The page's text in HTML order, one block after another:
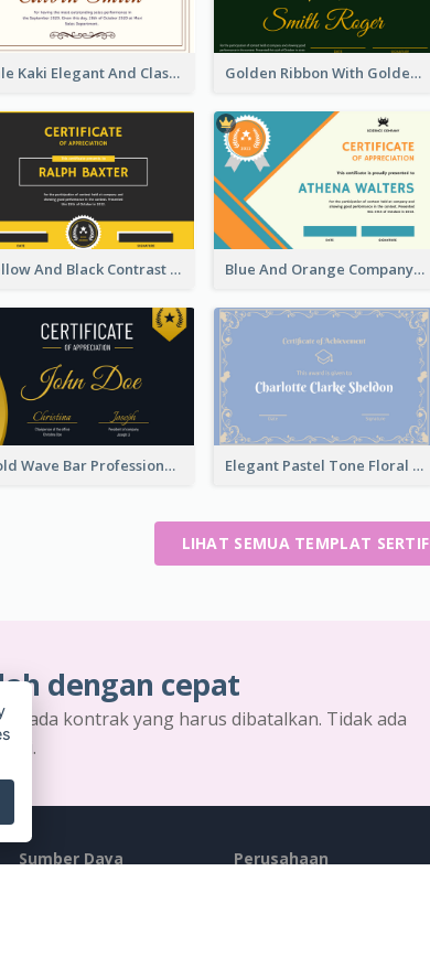
Pale Kaki Elegant And Classic Certificate Design Golden Ribbon With Golden Badge Appreciation Certificate Design
Yellow And Black Contrast Simple Certificate Blue And Orange Company Triangles With Badge Certificate
Gold Wave Bar Professional Certificate of Appreciation Elegant Pastel Tone Floral Certificate Design
LIHAT SEMUA TEMPLAT
dengan cepat
ada kontrak yang harus dibatalkan. Tidak ada
Sumber Daya Perusahaan